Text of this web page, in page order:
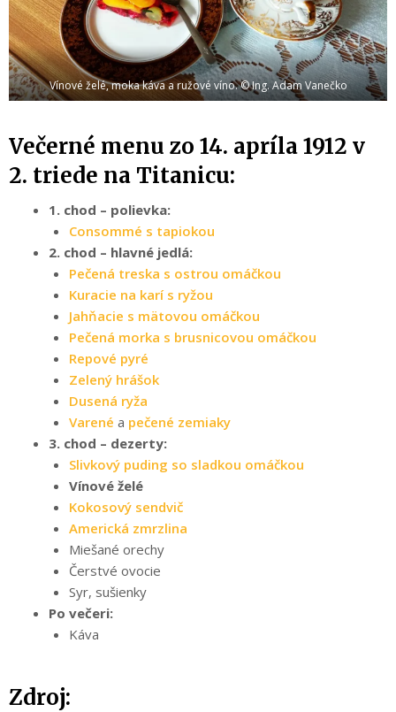
Vínové želé, moka káva a ružové víno. © Ing. Adam Vanečko
Večerné menu zo 14. apríla 1912 v
2. triede na Titanicu:
1. chod – polievka:
Consommé s tapiokou
2. chod – hlavné jedlá:
Pečená treska s ostrou omáčkou
Kuracie na karí s ryžou
Jahňacie s mätovou omáčkou
Pečená morka s brusnicovou omáčkou
Repové pyré
Zelený hrášok
Dusená ryža
Varené a pečené zemiaky
3. chod – dezerty:
Slivkový puding so sladkou omáčkou
Vínové želé
Kokosový sendvič
Americká zmrzlina
Miešané orechy
Čerstvé ovocie
Syr, sušienky
Po večeri:
Káva
Zdroj: